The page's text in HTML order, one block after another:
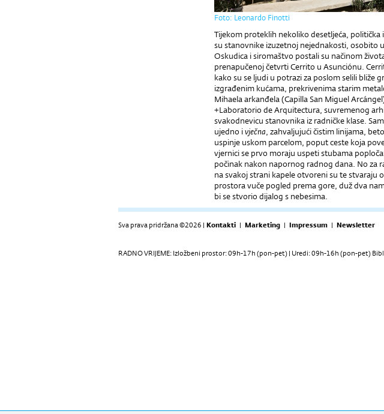
Foto: Leonardo Finotti
Tijekom proteklih nekoliko desetljeća,
su stanovnike izuzetnoj nejednakosti, osobito
Oskudica i siromaštvo postali su načinom
prenapučenoj četvrti Cerrito u Asunciónu.
kako su se ljudi u potrazi za poslom selili bliže
izgrađenim kućama, prekrivenima starim
Mihaela arkanđela (Capilla San Miguel
+Laboratorio de Arquitectura, suvremenog
svakodnevicu stanovnika iz radničke klase.
ujedno ivječna, zahvaljujući čistim linijama,
uspinje uskom parcelom, poput ceste koja
vjernici se prvo moraju uspeti stubama
počinak nakon napornog radnog dana. No za
na svakoj strani kapele otvoreni su te stvaraju
prostora vuče pogled prema gore, duž dva
bi se stvorio dijalog s nebesima.
Sva prava pridržana ©2026 | Kontakti | Marketing | Impressum | Newsletter
RADNO VRIJEME: Izložbeni prostor: 09h-17h (pon-pet) | Uredi: 09h-16h (pon-pet)